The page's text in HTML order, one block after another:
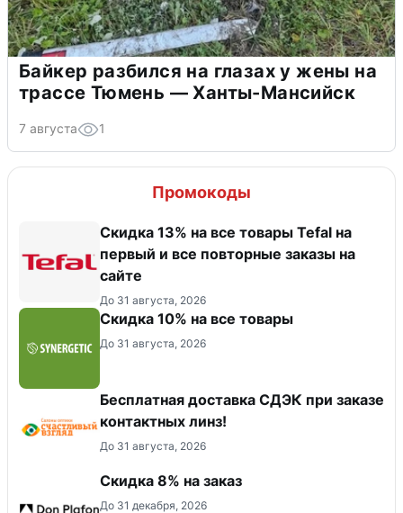
Байкер разбился на глазах у жены на
трассе Тюмень — Ханты-Мансийск
7 августа 1
Промокоды
Скидка 13% на все товары Tefal на
первый и все повторные заказы на
сайте
До 31 августа, 2026
Скидка 10% на все товары
До 31 августа, 2026
Бесплатная доставка СДЭК при заказе
контактных линз!
До 31 августа, 2026
Скидка 8% на заказ
До 31 декабря, 2026